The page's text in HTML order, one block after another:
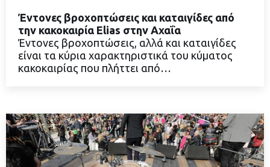
ΔΙΑΒΑΣΤΕ ΠΕΡΙΣΣΟΤΕΡΑ
Έντονες βροχοπτώσεις και καταιγίδες από
την κακοκαιρία Elias στην Αχαΐα
Έντονες βροχοπτώσεις, αλλά και καταιγίδες
είναι τα κύρια χαρακτηριστικά του κύματος
κακοκαιρίας που πλήττει από…